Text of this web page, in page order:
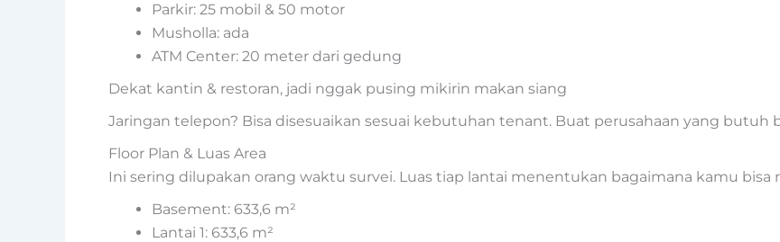
Parkir: 25 mobil & 50 motor
Musholla: ada
ATM Center: 20 meter dari gedung
Dekat kantin & restoran, jadi nggak pusing mikirin makan siang
Jaringan telepon? Bisa disesuaikan sesuai kebutuhan tenant. Buat perusahaan yang butuh
Floor Plan & Luas Area
Ini sering dilupakan orang waktu survei. Luas tiap lantai menentukan bagaimana kamu bisa
Basement: 633,6 m²
Lantai 1: 633,6 m²